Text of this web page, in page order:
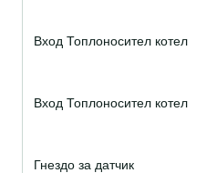
Вход Топлоносител котел
Вход Топлоносител котел
Гнездо за датчик